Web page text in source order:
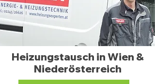
Heizungstausch in Wien &
Niederösterreich